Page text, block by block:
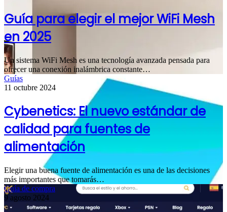
Guía para elegir el mejor WiFi Mesh
en 2025
Un sistema WiFi Mesh es una tecnología avanzada pensada para
ofrecer una conexión inalámbrica constante…
Guías
11 octubre 2024
Cybenetics: El nuevo estándar de
calidad para fuentes de
alimentación
Elegir una buena fuente de alimentación es una de las decisiones
más importantes que tomarás…
Guía de compra
9 agosto 2024